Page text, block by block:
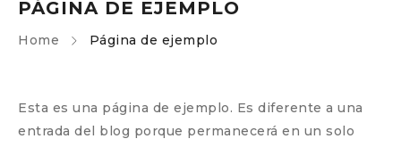
Home Página de ejemplo
PÁGINA DE EJEMPLO
Esta es una página de ejemplo. Es diferente a una
entrada del blog porque permanecerá en un solo